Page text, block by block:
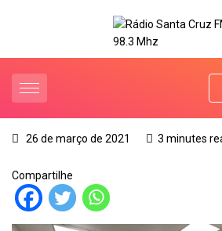
26 de março de 2021 3 minutes
Compartilhe